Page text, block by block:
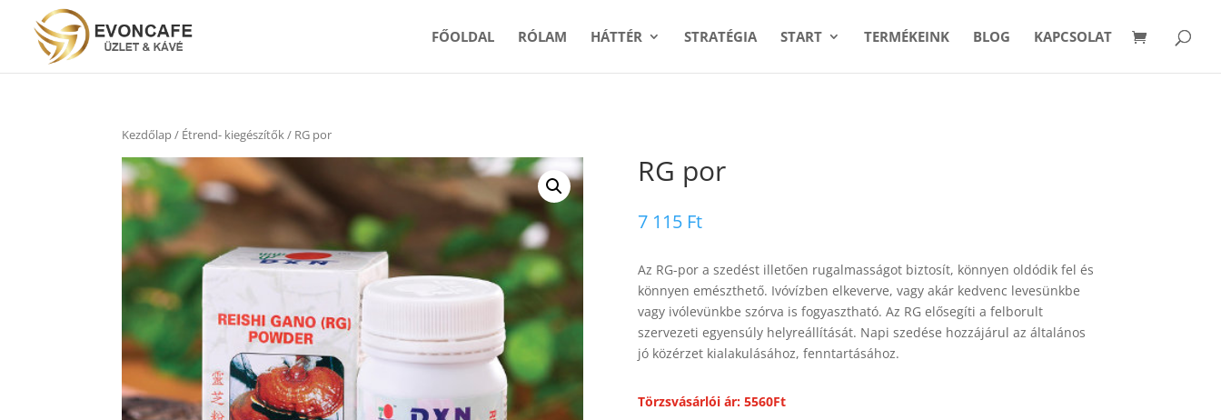
FŐOLDAL RÓLAM HÁTTÉR STRATÉGIA START TERMÉKEINK BLOG KAPCSOLAT
Kezdőlap/ Étrend- kiegészítők/ RG por
RG por
7 115 Ft
Az RG-por a szedést illetően rugalmasságot biztosít, könnyen oldódik fel és
könnyen emészthető. Ivóvízben elkeverve, vagy akár kedvenc levesünkbe
vagy ivólevünkbe szórva is fogyasztható. Az RG elősegíti a felborult
szervezeti egyensúly helyreállítását. Napi szedése hozzájárul az általános
jó közérzet kialakulásához, fenntartásához.
Törzsvásárlói ár: 5560Ft